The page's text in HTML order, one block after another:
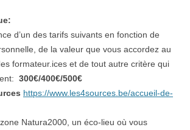
d’un des tarifs suivants en fonction de
de la valeur que vous accordez au
formateur.ices et de tout autre critère qui
300€/400€/500€
https://www.les4sources.be/accueil-de-
Natura2000, un éco-lieu où vous